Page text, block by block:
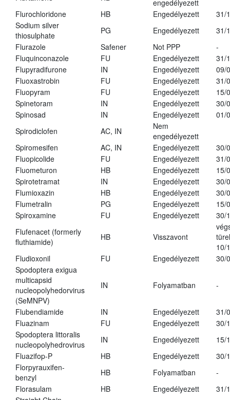
engedélyezett
Flurochloridone
HB Engedélyezett
31/
Sodium silver
thiosulphate
PG Engedélyezett
31/
Flurazole
Safener Not PPP
-
Fluquinconazole
FU Engedélyezett
31/
Flupyradifurone
IN Engedélyezett
09/
Fluoxastrobin
FU Engedélyezett
31/
Fluopyram
FU Engedélyezett
15/
Spinetoram
IN Engedélyezett
30/
Spinosad
IN Engedélyezett
01/
Spirodiclofen
AC, IN
Nem
engedélyezett
Spiromesifen
AC, IN Engedélyezett
30/
Fluopicolide
FU Engedélyezett
31/
Fluometuron
HB Engedélyezett
15/
Spirotetramat
IN Engedélyezett
30/
Flumioxazin
HB Engedélyezett
30/
Flumetralin
PG Engedélyezett
15/
Spiroxamine
FU Engedélyezett
30/
Flufenacet (formerly
fluthiamide)
HB Visszavont
10/
Fludioxonil
FU Engedélyezett
30/
Spodoptera exigua
multicapsid
nucleopolyhedorvirus
(SeMNPV)
IN Folyamatban -
Flubendiamide IN Engedélyezett
31/
Fluazinam
FU Engedélyezett
30/
Spodoptera littoralis
nucleopolyhedrovirus
IN Engedélyezett
15/
Fluazifop-P
HB Engedélyezett
30/
Florpyrauxifen-
benzyl
HB Folyamatban
-
Florasulam
HB Engedélyezett
31/